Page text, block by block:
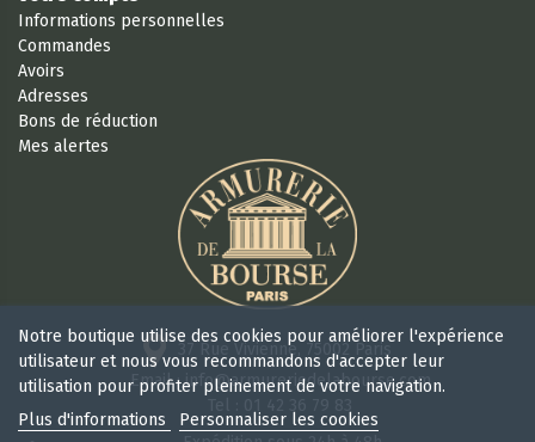
Informations personnelles
Commandes
Avoirs
Adresses
Bons de réduction
Mes alertes
37 Rue Vivienne, 75002 Paris
Email : info@armureriedelabourse.com
Notre boutique utilise des cookies pour améliorer l'expérience
utilisateur et nous vous recommandons d'accepter leur
utilisation pour profiter pleinement de votre navigation.
Plus d'informations
Personnaliser les cookies